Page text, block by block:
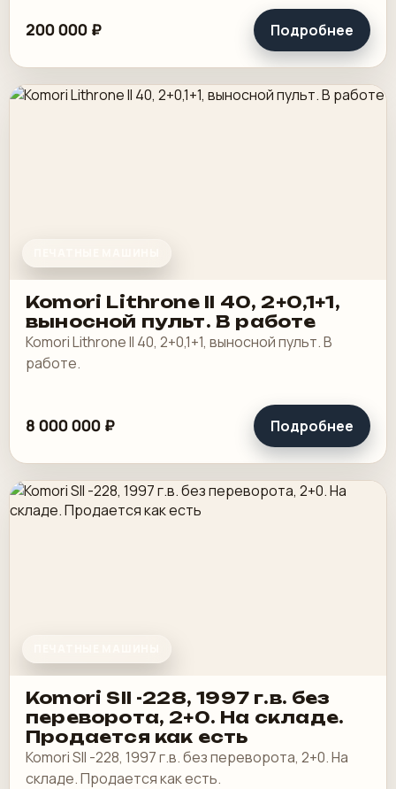
200 000 ₽ Подробнее
Komori Lithrone II 40, 2+0,1+1,
выносной пульт. В работе
Komori Lithrone II 40, 2+0,1+1, выносной пульт. В
работе.
8 000 000 ₽ Подробнее
Komori SII -228, 1997 г.в. без
переворота, 2+0. На складе.
Продается как есть
Komori SII -228, 1997 г.в. без переворота, 2+0. На
складе. Продается как есть.